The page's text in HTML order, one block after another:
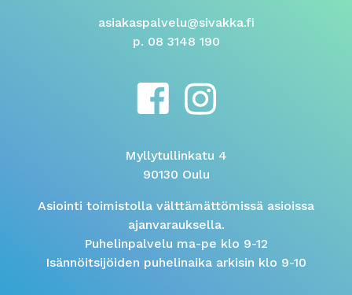
asiakaspalvelu@sivakka.fi
p. 08 3148 190
Myllytullinkatu 4
90130 Oulu
Asiointi toimistolla välttämättömissä asioissa
ajanvarauksella.
Puhelinpalvelu ma-pe klo 9-12
Isännöitsijöiden puhelinaika arkisin klo 9-10